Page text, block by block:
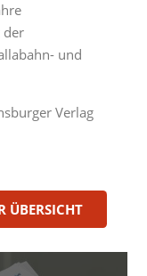
der
und
Verlag
ÜBERSICHT